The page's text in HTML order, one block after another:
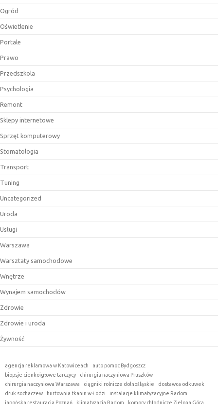
Ogród
Oświetlenie
Portale
Prawo
Przedszkola
Psychologia
Remont
Sklepy internetowe
Sprzęt komputerowy
Stomatologia
Transport
Tuning
Uncategorized
Uroda
Usługi
Warszawa
Warsztaty samochodowe
Wnętrze
Wynajem samochodów
Zdrowie
Zdrowie i uroda
Żywność
agencja reklamowa w Katowiceach
auto pomoc Bydgoszcz
biopsje cienkoigłowe tarczycy
chirurgia naczyniowa Pruszków
chirurgia naczyniowa Warszawa
ciągniki rolnicze dolnośląskie
dostawca odkuwek
druk sochaczew
hurtownia tkanin w Łodzi
instalacje klimatyzacyjne Radom
japońska restauracja Poznań
klimatyzacja Radom komory chłodnicze Zielona Góra